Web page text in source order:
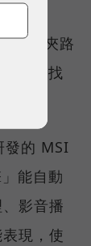
資料夾路
準查找
發的 MSI
能自動
影音播
現，使